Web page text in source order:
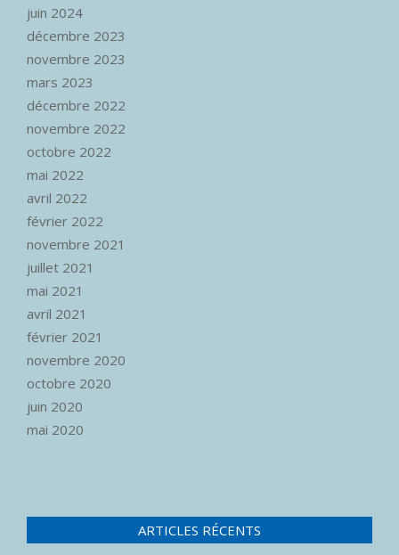
juin 2024
décembre 2023
novembre 2023
mars 2023
décembre 2022
novembre 2022
octobre 2022
mai 2022
avril 2022
février 2022
novembre 2021
juillet 2021
mai 2021
avril 2021
février 2021
novembre 2020
octobre 2020
juin 2020
mai 2020
ARTICLES RÉCENTS